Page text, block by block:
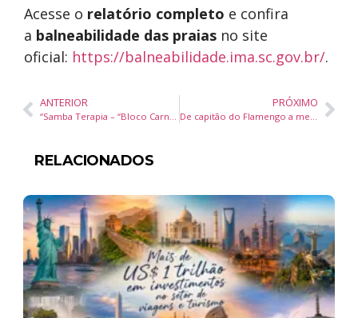
Acesse o relatório completo e confira
a balneabilidade das praias no site
oficial: https://balneabilidade.ima.sc.gov.br/.
ANTERIOR
“Samba Terapia – “Bloco Carnavalesco O Remédio É O Samba”
PRÓXIMO
De capitão do Flamengo a mentor: Diego Ribas compartilha lições de liderança e superação em Itapema
RELACIONADOS